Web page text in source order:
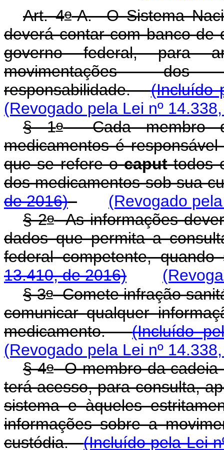
Art. 4o-A. O Sistema
deverá contar com banco de
governo federal, para
movimentações
responsabilidade.(Incluído
(Revogado pela Lei nº
§ 1oCada membro
medicamentos é
que se refere ocaputtodos
dos medicamentos sob sua
de 2016)
(Revogado
§ 2oAs informações
dados que permita a
federal competente,
13.410, de 2016)
§ 3oComete infração
comunicar qualquer
medicamento.(Incluído
(Revogado pela Lei nº
§ 4oO membro da cadeia
terá acesso, para consulta,
sistema e àqueles
informações sobre a
custódia.(Incluído pela Lei